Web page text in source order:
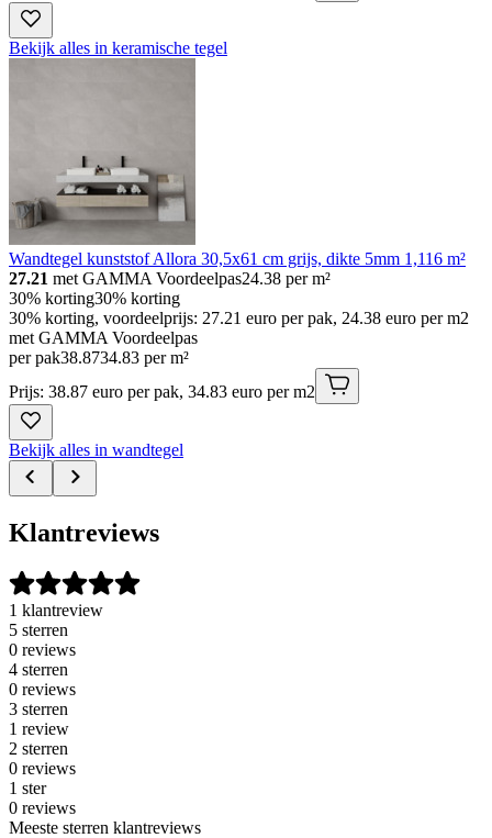
Bekijk alles in keramische tegel
Wandtegel kunststof Allora 30,5x61 cm grijs, dikte 5mm 1,116 m²
27.21 met GAMMA Voordeelpas24.38 per m²
30% korting30% korting
30% korting, voordeelprijs: 27.21 euro per pak, 24.38 euro per m2
met GAMMA Voordeelpas
per pak38.8734.83 per m²
Prijs: 38.87 euro per pak, 34.83 euro per m2
Bekijk alles in wandtegel
Klantreviews
1 klantreview
5 sterren
0 reviews
4 sterren
0 reviews
3 sterren
1 review
2 sterren
0 reviews
1 ster
0 reviews
Meeste sterren klantreviews